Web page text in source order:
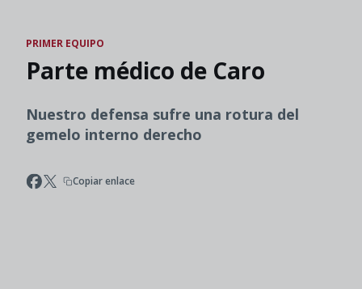
PRIMER EQUIPO
Parte médico de Caro
Nuestro defensa sufre una rotura del
gemelo interno derecho
Copiar enlace